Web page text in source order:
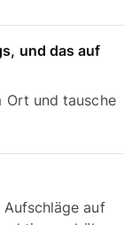
und das auf
Ort und tausche
auf